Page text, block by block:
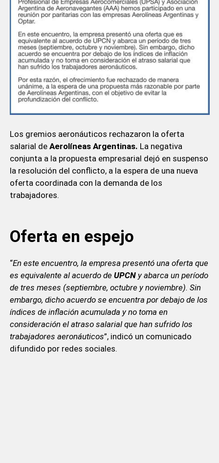
Los gremios aeronáuticos rechazaron la oferta
salarial de Aerolíneas Argentinas. La negativa
conjunta a la propuesta empresarial dejó en suspenso
la resolución del conflicto, a la espera de una nueva
oferta coordinada con la demanda de los
trabajadores.
Oferta en espejo
“En este encuentro, la empresa presentó una oferta que
es equivalente al acuerdo de UPCNy abarca un período
de tres meses (septiembre, octubre y noviembre). Sin
embargo, dicho acuerdo se encuentra por debajo de los
índices de inflación acumulada y no toma en
consideración el atraso salarial que han sufrido los
trabajadores aeronáuticos”, indicó un comunicado
difundido por redes sociales.